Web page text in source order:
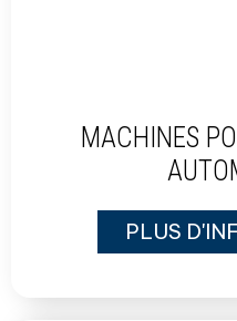
MACHINES
PLUS